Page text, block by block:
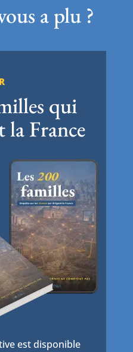
a plu ?
qui
la France
est disponible